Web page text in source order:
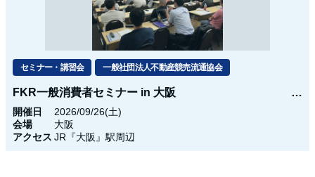
セミナー・講習会 一般社団法人不動産競売流通協会
FKR一般消費者セミナー in 大阪
開催日
2026/09/26(土)
会場
大阪
アクセス JR『大阪』駅周辺